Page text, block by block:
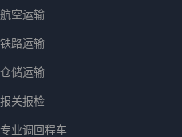
航空运输
铁路运输
仓储运输
报关报检
专业调回程车